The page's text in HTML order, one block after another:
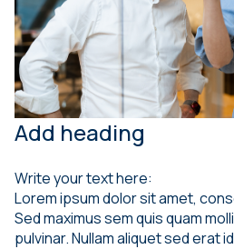
Add heading
Write your text here:
Lorem ipsum dolor sit amet,
Sed maximus sem quis quam
pulvinar. Nullam aliquet sed erat